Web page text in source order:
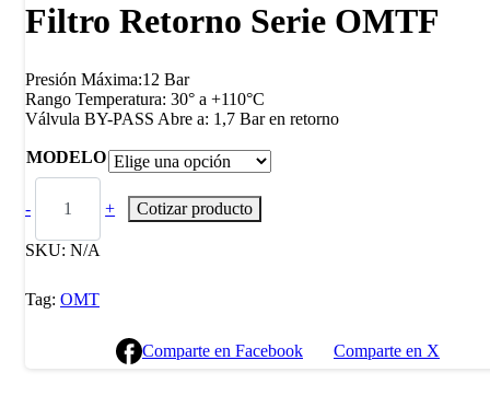
Filtro Retorno Serie OMTF
Presión Máxima:12 Bar
Rango Temperatura: 30° a +110°C
Válvula BY-PASS Abre a: 1,7 Bar en retorno
MODELO
- + Cotizar producto
SKU: N/A
Tag: OMT
Comparte en Facebook Comparte en X